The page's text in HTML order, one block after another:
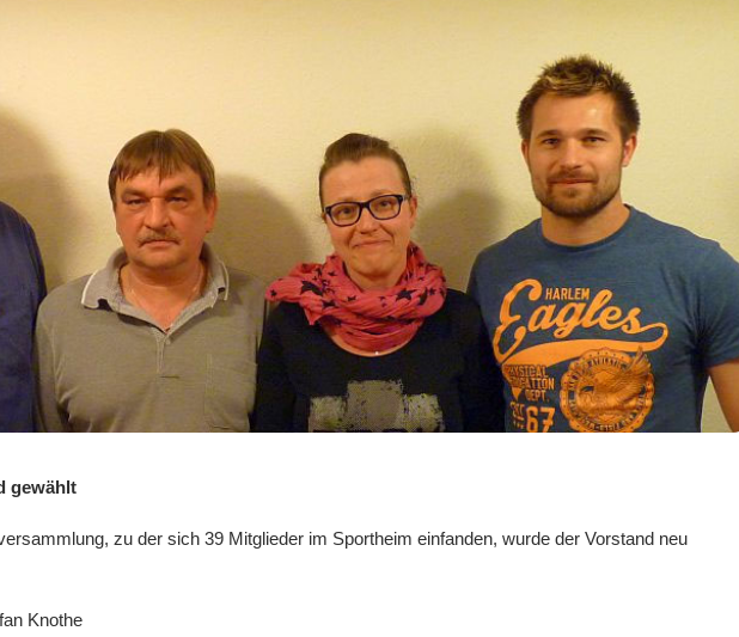
gewählt
zu der sich 39 Mitglieder im Sportheim einfanden, wurde der Vorstand neu
Knothe